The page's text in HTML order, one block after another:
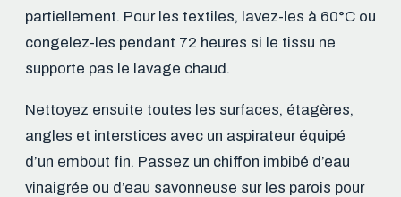
partiellement. Pour les textiles, lavez-les à 60°C ou
congelez-les pendant 72 heures si le tissu ne
supporte pas le lavage chaud.
Nettoyez ensuite toutes les surfaces, étagères,
angles et interstices avec un aspirateur équipé
d’un embout fin. Passez un chiffon imbibé d’eau
vinaigrée ou d’eau savonneuse sur les parois pour